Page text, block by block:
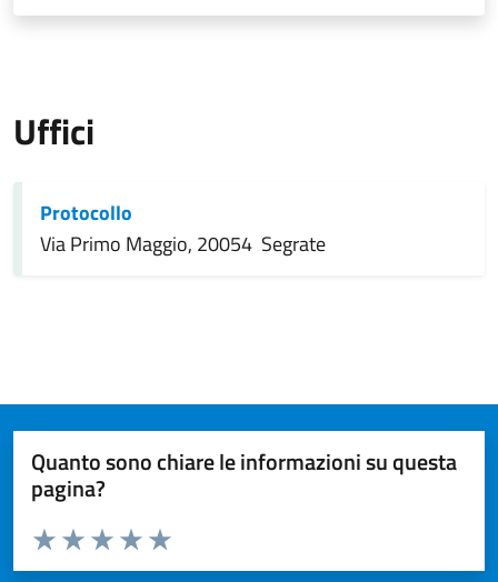
Uffici
Protocollo
Via Primo Maggio, 20054 Segrate
Quanto sono chiare le informazioni su questa
pagina?
Valuta da 1 a 5 stelle la pagina
Valuta 5 stelle su 5
Valuta 4 stelle su 5
Valuta 3 stelle su 5
Valuta 2 stelle su 5
Valuta 1 stelle su 5